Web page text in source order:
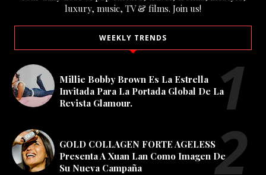
luxury, music, TV & films. Join us!
WEEKLY TRENDS
Millie Bobby Brown Es La Estrella
Invitada Para La Portada Global De La
Revista Glamour.
GOLD COLLAGEN FORTE AGELESS
Presenta A Xuan Lan Como Imagen De
Su Nueva Campaña